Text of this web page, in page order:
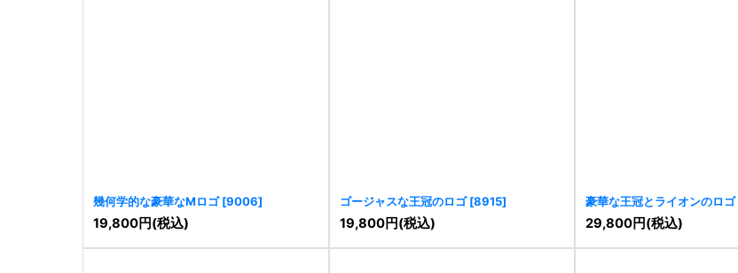
幾何学的な豪華なMロゴ [9006]
19,800円(税込)
ゴージャスな王冠のロゴ [8915]
19,800円(税込)
豪華な王冠とライオンのロゴ
29,800円(税込)